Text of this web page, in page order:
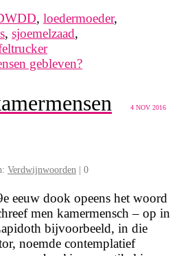
, loedermoeder,
, sjoemelzaad,
4 NOV 2016
Verdwijnwoorden 0
eeuw dook opeens het woord
men kamermensch – op in
bijvoorbeeld, in die
noemde contemplatief